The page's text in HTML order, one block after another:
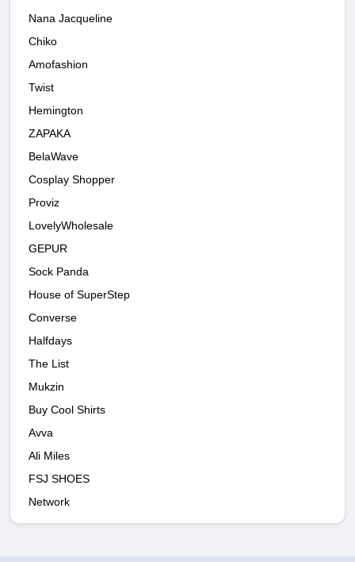
Nana Jacqueline
Chiko
Amofashion
Twist
Hemington
ZAPAKA
BelaWave
Cosplay Shopper
Proviz
LovelyWholesale
GEPUR
Sock Panda
House of SuperStep
Converse
Halfdays
The List
Mukzin
Buy Cool Shirts
Avva
Ali Miles
FSJ SHOES
Network